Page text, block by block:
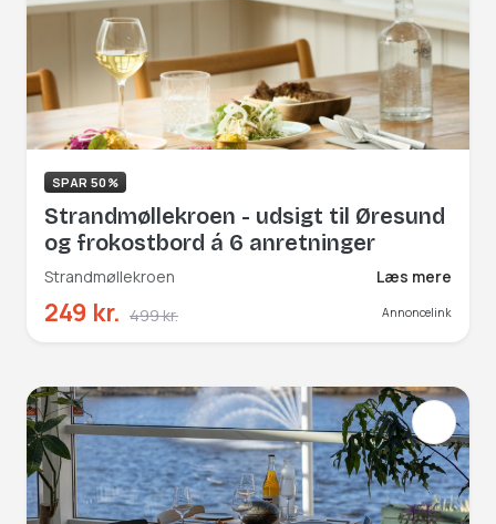
SPAR 50%
Strandmøllekroen - udsigt til Øresund
og frokostbord á 6 anretninger
Strandmøllekroen Læs mere
249 kr. 499 kr. Annoncelink